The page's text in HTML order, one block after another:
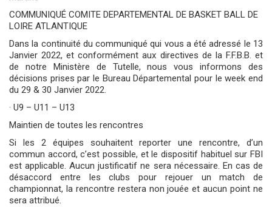
COMMUNIQUÉ COMITE DEPARTEMENTAL DE BASKET BALL DE
LOIRE ATLANTIQUE
Dans la continuité du communiqué qui vous a été adressé le 13
Janvier 2022, et conformément aux directives de la F.F.B.B. et
de notre Ministère de Tutelle, nous vous informons des
décisions prises par le Bureau Départemental pour le week end
du 29 & 30 Janvier 2022.
· U9 – U11 – U13
Maintien de toutes les rencontres
Si les 2 équipes souhaitent reporter une rencontre, d’un
commun accord, c’est possible, et le dispositif habituel sur FBI
est applicable. Aucun justificatif ne sera nécessaire. En cas de
désaccord entre les clubs pour rejouer un match de
championnat, la rencontre restera non jouée et aucun point ne
sera attribué.